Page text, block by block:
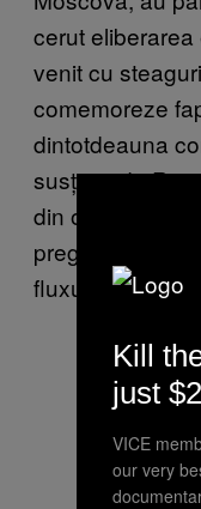
cerut eliberarea
venit cu
comemoreze
dintotdeauna
susținut de
din opoziție, Ilia
pregătea,
fluxul de arme
Kill
just
VICE
our very